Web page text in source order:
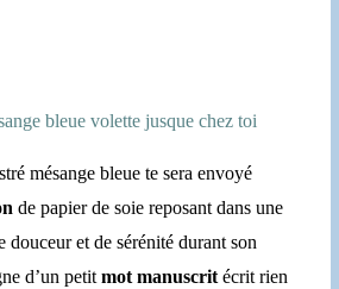
bleue volette jusque chez toi
mésange bleue te sera envoyé
de papier de soie reposant dans une
douceur et de sérénité durant son
d’un petitmot manuscrit écrit rien